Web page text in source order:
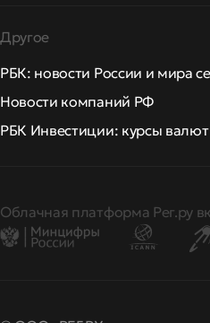
Другое
РБК: новости России и мира
Новости компаний РФ
РБК Инвестиции: курсы валют
Облачная платформа Рег.ру